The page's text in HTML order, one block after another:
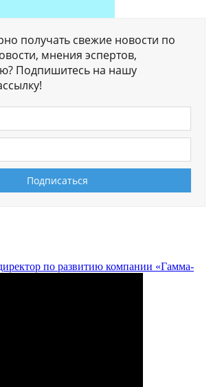
получать свежие новости по
мнения эспертов,
Подпишитесь на нашу
по развитию компании «Гамма-